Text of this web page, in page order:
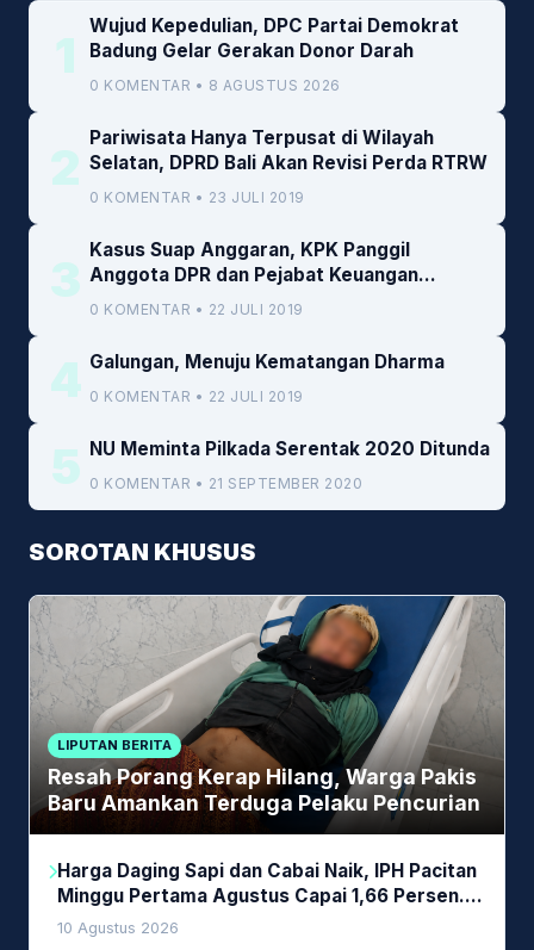
1
Wujud Kepedulian, DPC Partai Demokrat
Badung Gelar Gerakan Donor Darah
0 KOMENTAR • 8 AGUSTUS 2026
2
Pariwisata Hanya Terpusat di Wilayah
Selatan, DPRD Bali Akan Revisi Perda RTRW
0 KOMENTAR • 23 JULI 2019
3
Kasus Suap Anggaran, KPK Panggil
Anggota DPR dan Pejabat Keuangan
Kemenkeu
0 KOMENTAR • 22 JULI 2019
4 Galungan, Menuju Kematangan Dharma
0 KOMENTAR • 22 JULI 2019
5 NU Meminta Pilkada Serentak 2020 Ditunda
0 KOMENTAR • 21 SEPTEMBER 2020
SOROTAN KHUSUS
LIPUTAN BERITA
Resah Porang Kerap Hilang, Warga Pakis
Baru Amankan Terduga Pelaku Pencurian
Harga Daging Sapi dan Cabai Naik, IPH Pacitan
Minggu Pertama Agustus Capai 1,66 Persen.
Ini Penjelasan Kabag Ayub
10 Agustus 2026